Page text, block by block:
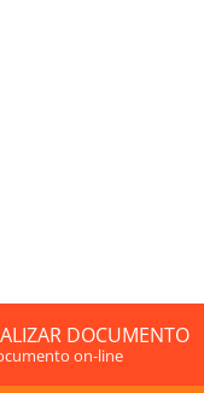
DOCUMENTO
on-line